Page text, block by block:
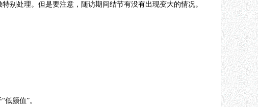
别处理。但是要注意，随访期间结节有没有出现变大的情况。
颜值”。